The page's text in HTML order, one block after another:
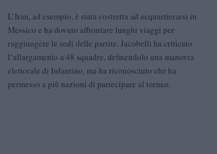
L’Iran, ad esempio, è stata costretta ad acquartierarsi in
Messico e ha dovuto affrontare lunghi viaggi per
raggiungere le sedi delle partite. Jacobelli ha criticato
l’allargamento a 48 squadre, definendolo una manovra
elettorale di Infantino, ma ha riconosciuto che ha
permesso a più nazioni di partecipare al torneo.